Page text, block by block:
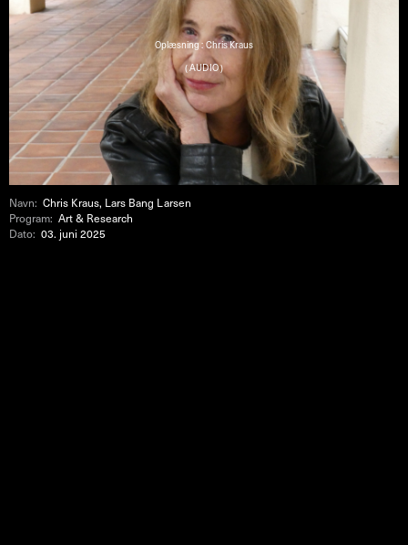
Oplæsning : Chris Kraus
( AUDIO )
Navn:Chris Kraus, Lars Bang Larsen
Program:Art & Research
Dato:03. juni 2025